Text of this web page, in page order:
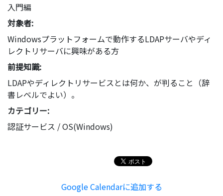
入門編
対象者:
Windowsプラットフォームで動作するLDAPサーバやディ
レクトリサーバに興味がある方
前提知識:
LDAPやディレクトリサービスとは何か、が判ること（辞
書レベルでよい）。
カテゴリー:
認証サービス / OS(Windows)
Google Calendarに追加する